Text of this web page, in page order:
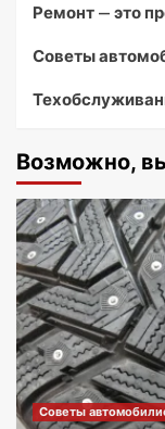
Ремонт — это
Советы
Возможно,
Советы